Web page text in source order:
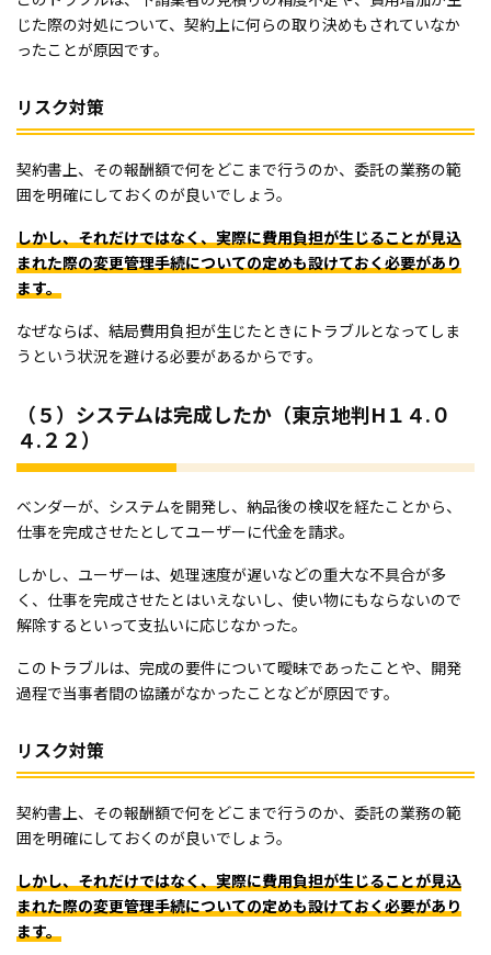
じた際の対処について、契約上に何らの取り決めもされていなか
ったことが原因です。
リスク対策
契約書上、その報酬額で何をどこまで行うのか、委託の業務の範
囲を明確にしておくのが良いでしょう。
しかし、それだけではなく、実際に費用負担が生じることが見込
まれた際の変更管理手続についての定めも設けておく必要があり
ます。
なぜならば、結局費用負担が生じたときにトラブルとなってしま
うという状況を避ける必要があるからです。
（５）システムは完成したか（東京地判H１４.０
４.２２）
ベンダーが、システムを開発し、納品後の検収を経たことから、
仕事を完成させたとしてユーザーに代金を請求。
しかし、ユーザーは、処理速度が遅いなどの重大な不具合が多
く、仕事を完成させたとはいえないし、使い物にもならないので
解除するといって支払いに応じなかった。
このトラブルは、完成の要件について曖昧であったことや、開発
過程で当事者間の協議がなかったことなどが原因です。
リスク対策
契約書上、その報酬額で何をどこまで行うのか、委託の業務の範
囲を明確にしておくのが良いでしょう。
しかし、それだけではなく、実際に費用負担が生じることが見込
まれた際の変更管理手続についての定めも設けておく必要があり
ます。